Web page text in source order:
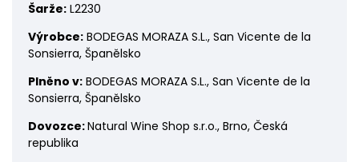
Šarže: L2230
Výrobce: BODEGAS MORAZA S.L., San Vicente de la
Sonsierra, Španělsko
Plněno v: BODEGAS MORAZA S.L., San Vicente de la
Sonsierra, Španělsko
Dovozce:Natural Wine Shop s.r.o., Brno, Česká
republika